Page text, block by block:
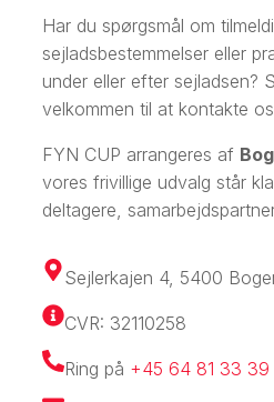
Har du spørgsmål om
sejladsbestemmelser eller
under eller efter sejladsen?
velkommen til at kontakte
FYN CUP arrangeres af
vores frivillige udvalg står
deltagere,
Sejlerkajen 4, 5400
CVR: 32110258
Ring på +45 64 81 33 39